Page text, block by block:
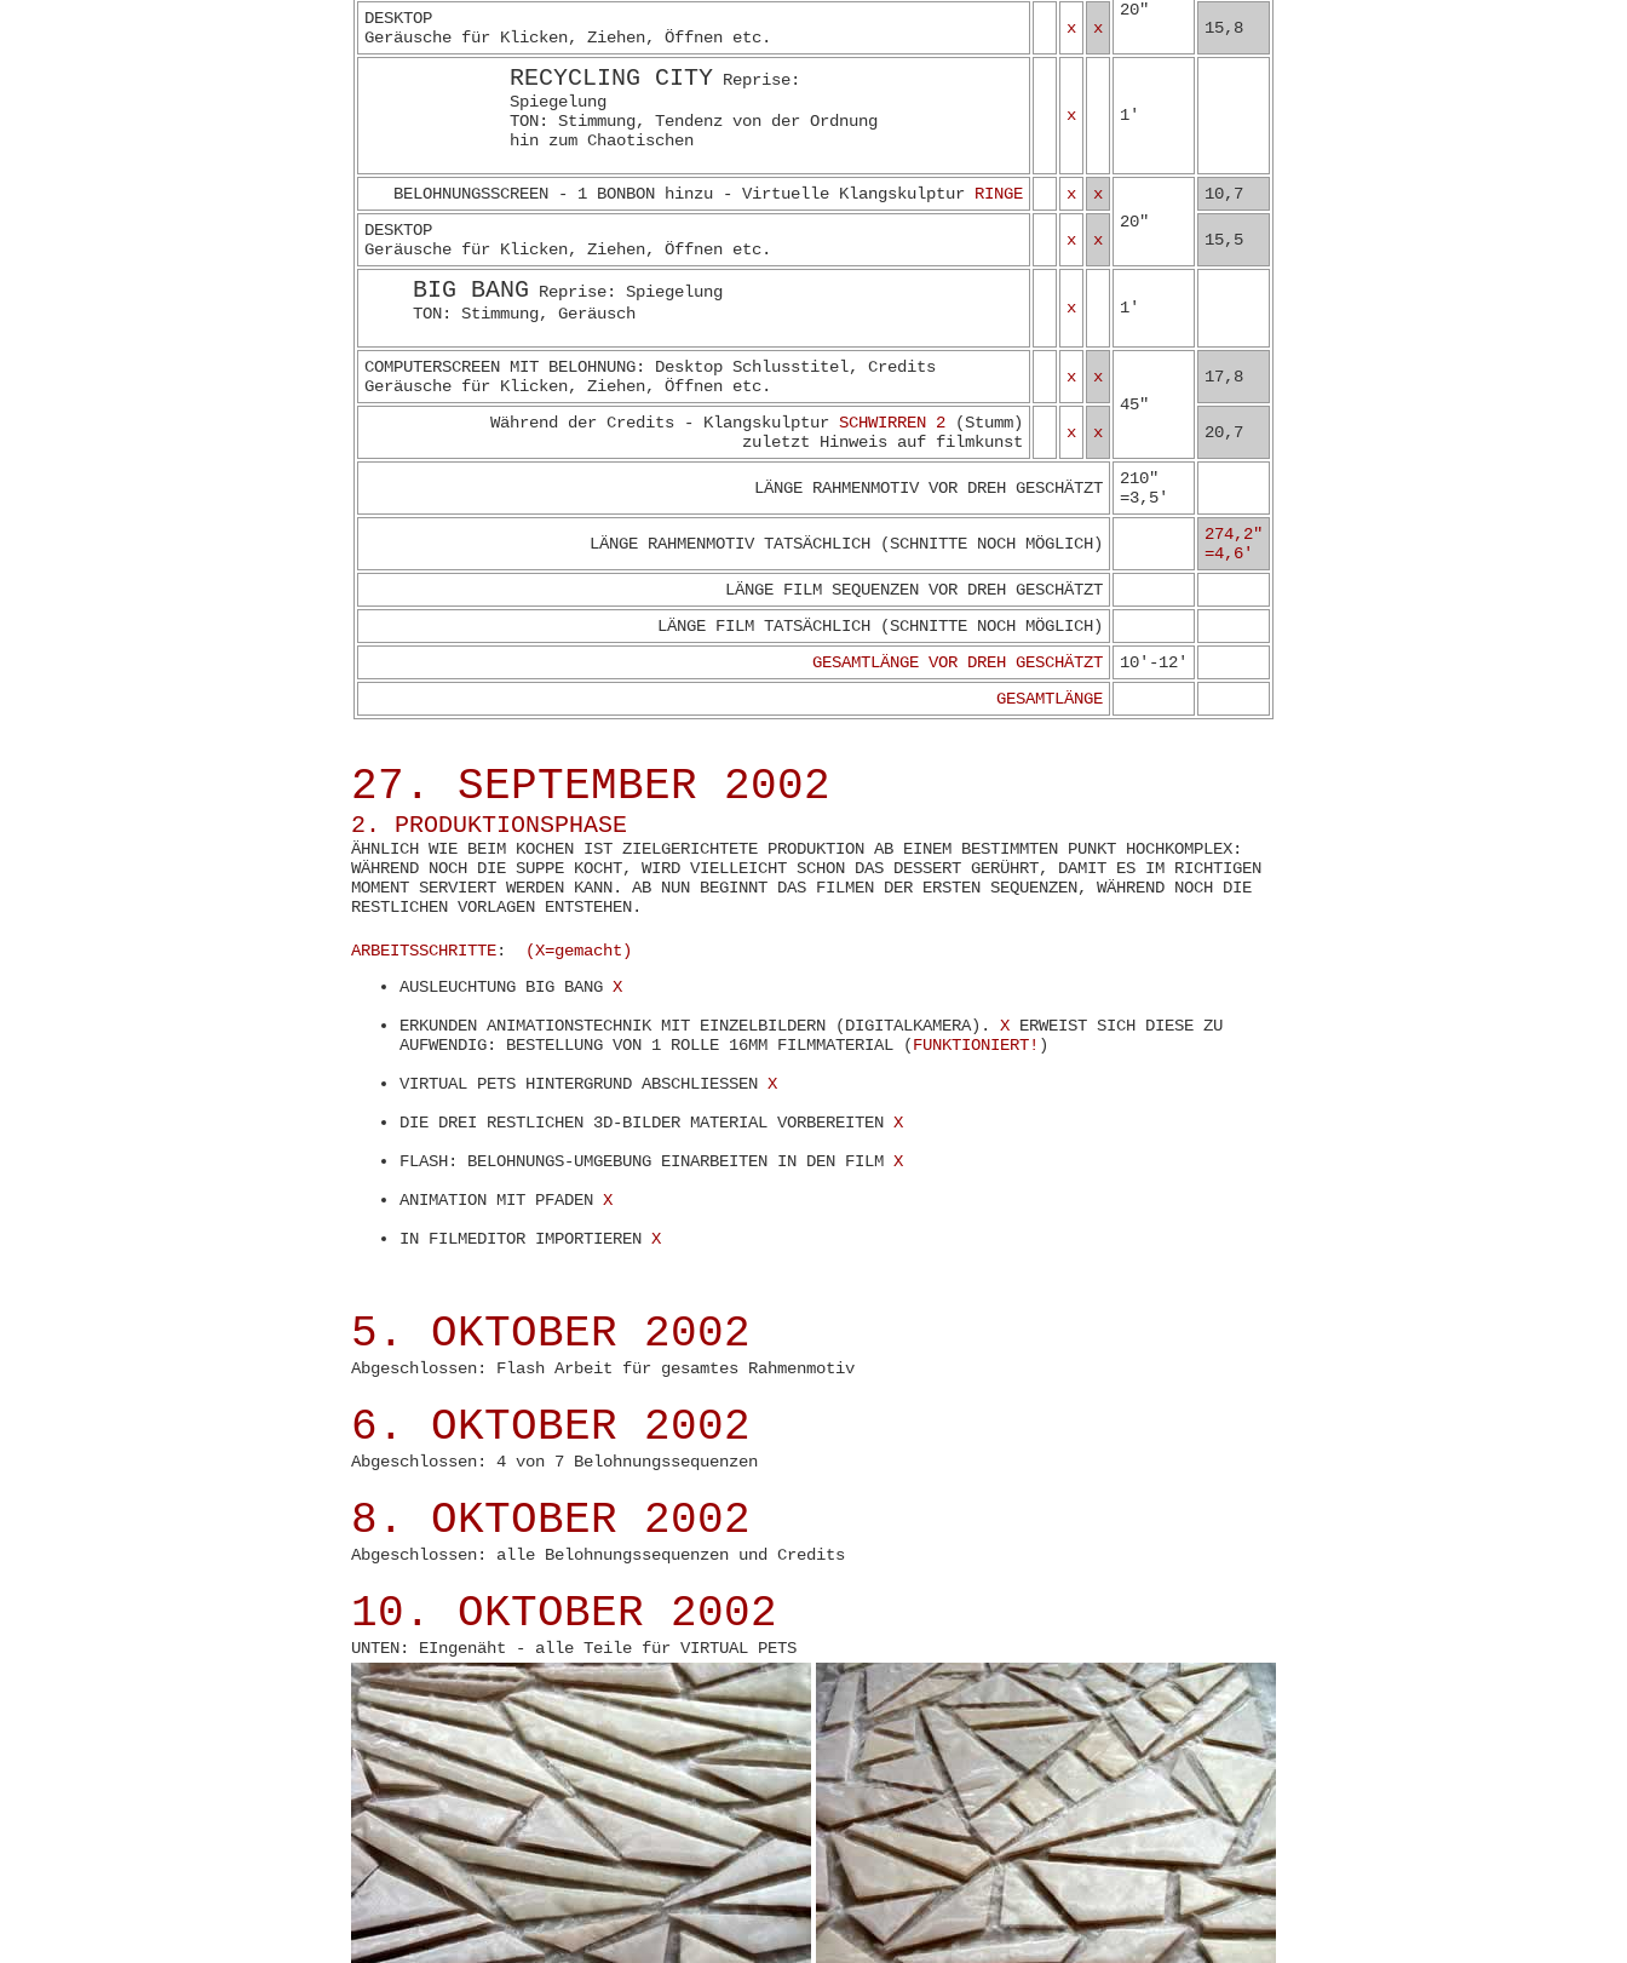
20"
DESKTOP
Geräusche für Klicken, Ziehen, Öffnen etc.
x x 15,8
RECYCLING CITY Reprise:
Spiegelung
TON: Stimmung, Tendenz von der Ordnung
hin zum Chaotischen
x 1'
BELOHNUNGSSCREEN - 1 BONBON hinzu - Virtuelle Klangskulptur RINGE x
x
20"
10,7
DESKTOP
Geräusche für Klicken, Ziehen, Öffnen etc.
x x 15,5
BIG BANG Reprise: Spiegelung
TON: Stimmung, Geräusch
x 1'
COMPUTERSCREEN MIT BELOHNUNG: Desktop Schlusstitel, Credits
Geräusche für Klicken, Ziehen, Öffnen etc.
x
x
45"
17,8
Während der Credits - Klangskulptur SCHWIRREN 2 (Stumm)
zuletzt Hinweis auf filmkunst
x x 20,7
LÄNGE RAHMENMOTIV VOR DREH GESCHÄTZT
210"
=3,5'
LÄNGE RAHMENMOTIV TATSÄCHLICH (SCHNITTE NOCH MÖGLICH)
274,2"
=4,6'
LÄNGE FILM SEQUENZEN VOR DREH GESCHÄTZT
LÄNGE FILM TATSÄCHLICH (SCHNITTE NOCH MÖGLICH)
GESAMTLÄNGE VOR DREH GESCHÄTZT
10'-12'
GESAMTLÄNGE
27. SEPTEMBER 2002
2. PRODUKTIONSPHASE
ÄHNLICH WIE BEIM KOCHEN IST ZIELGERICHTETE PRODUKTION AB EINEM BESTIMMTEN PUNKT HOCHKOMPLEX:
WÄHREND NOCH DIE SUPPE KOCHT, WIRD VIELLEICHT SCHON DAS DESSERT GERÜHRT, DAMIT ES IM RICHTIGEN
MOMENT SERVIERT WERDEN KANN. AB NUN BEGINNT DAS FILMEN DER ERSTEN SEQUENZEN, WÄHREND NOCH DIE
RESTLICHEN VORLAGEN ENTSTEHEN.
ARBEITSSCHRITTE:
(X=gemacht)
AUSLEUCHTUNG BIG BANG X
ERKUNDEN ANIMATIONSTECHNIK MIT EINZELBILDERN (DIGITALKAMERA). X ERWEIST SICH DIESE ZU
AUFWENDIG: BESTELLUNG VON 1 ROLLE 16MM FILMMATERIAL (FUNKTIONIERT! )
VIRTUAL PETS HINTERGRUND ABSCHLIESSEN X
DIE DREI RESTLICHEN 3D-BILDER MATERIAL VORBEREITEN X
FLASH: BELOHNUNGS-UMGEBUNG EINARBEITEN IN DEN FILM X
ANIMATION MIT PFADEN X
IN FILMEDITOR IMPORTIEREN X
5. OKTOBER 2002
Abgeschlossen: Flash Arbeit für gesamtes Rahmenmotiv
6. OKTOBER 2002
Abgeschlossen: 4 von 7 Belohnungssequenzen
8. OKTOBER 2002
Abgeschlossen: alle Belohnungssequenzen und Credits
10. OKTOBER 2002
UNTEN: EIngenäht - alle Teile für VIRTUAL PETS